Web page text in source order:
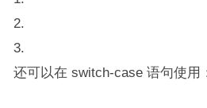
2.
3.
还可以在 switch-case 语句使用